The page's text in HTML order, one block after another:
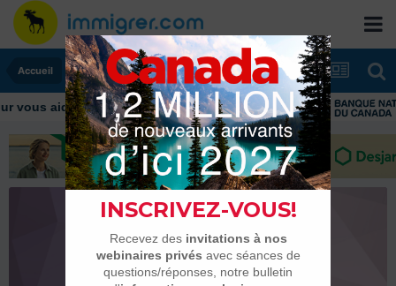
Accueil
vous aider tout au long de votre transition
spieckermann